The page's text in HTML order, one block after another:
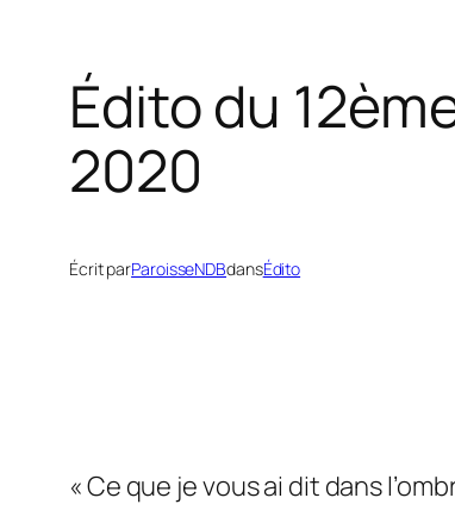
Édito du
2020
Écrit parParoisseNDBdansÉdito
« Ce que je vous ai dit dans